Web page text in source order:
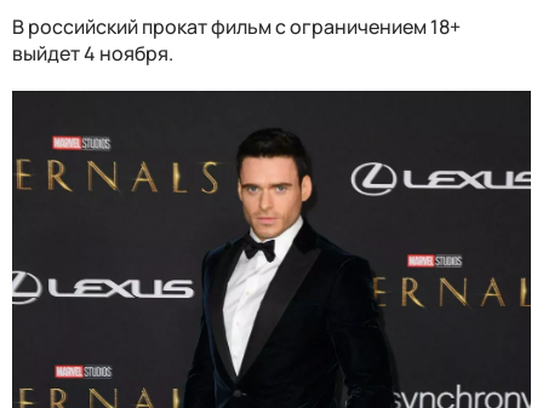
В российский прокат фильм с ограничением 18+
выйдет 4 ноября.